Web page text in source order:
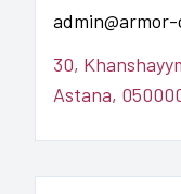
30,
Astana,